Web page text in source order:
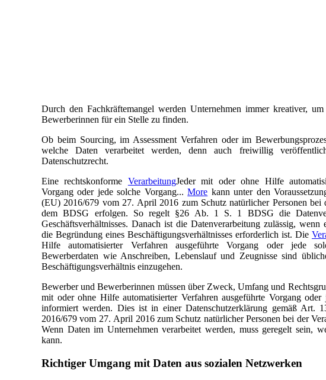
Durch den Fachkräftemangel werden Unternehmen immer kreativer,
Bewerberinnen für ein Stelle zu finden.
Ob beim Sourcing, im Assessment Verfahren oder im
welche Daten verarbeitet werden, denn auch freiwillig
Datenschutzrecht.
Eine rechtskonforme VerarbeitungJeder mit oder ohne Hilfe
Vorgang oder jede solche Vorgang...More kann unter den
(EU) 2016/679 vom 27. April 2016 zum Schutz natürlicher Personen bei
dem BDSG erfolgen. So regelt §26 Ab. 1 S. 1 BDSG die
Geschäftsverhältnisses. Danach ist die Datenverarbeitung zulässig,
die Begründung eines Beschäftigungsverhältnisses erforderlich ist. Die
Hilfe automatisierter Verfahren ausgeführte Vorgang oder jede
Bewerberdaten wie Anschreiben, Lebenslauf und Zeugnisse sind
Beschäftigungsverhältnis einzugehen.
Bewerber und Bewerberinnen müssen über Zweck, Umfang und
mit oder ohne Hilfe automatisierter Verfahren ausgeführte Vorgang oder
informiert werden. Dies ist in einer Datenschutzerklärung gemäß Art.
2016/679 vom 27. April 2016 zum Schutz natürlicher Personen bei der
Wenn Daten im Unternehmen verarbeitet werden, muss geregelt sein,
kann.
Richtiger Umgang mit Daten aus sozialen Netzwerken